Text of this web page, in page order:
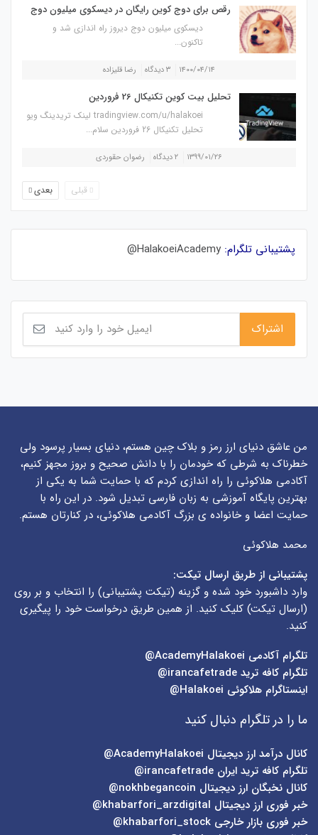
رقص برای دوج کوین رایگان در دیسکوی میلیون دوج
دیسکوی میلیون دوج دیروز راه اندازی شد و
تاکنون...
۱۴۰۰/۰۴/۱۴ ۳ دیدگاه رضا قلیزاده
تحلیل بیت کوین تکنیکال 26 فروردین
tradingview.com/u/halakoei لینک تریدینگ ویو
تحلیل تکنیکال 26 فروردین سلام...
۱۳۹۹/۰۱/۲۶ ۲ دیدگاه رضوان حقوردی
قبلی بعدی
پشتیبانی تلگرام: HalakoeiAcademy@
من عاشق دنیای ارز رمز و بلاک چین هستم، دنیای بسیار پرسود ولی
خطرناک به شرطی که خودمان را با دانش صحیح و بروز مجهز کنیم،
آکادمی هلاکوئی را راه اندازی کردم که با حمایت شما به یکی از
بهترین پایگاه آموزشی به زبان فارسی تبدیل شود. در این راه با
حمایت اعضا و خانواده ی بزرگ آکادمی هلاکوئی، در کنارتان هستم.
محمد هلاکوئی
پشتیبانی از طریق ارسال تیکت:
وارد داشبورد خود شده و گزینه (تیکت پشتیبانی) را انتخاب و بر روی
(ارسال تیکت) کلیک کنید. از همین طریق درخواست خود را پیگیری
کنید.
تلگرام آکادمی
تلگرام کافه ترید irancafetrade@
اینستاگرام هلاکوئی Halakoei@
ما را در تلگرام دنبال کنید
کانال درآمد ارز دیجیتال AcademyHalakoei@
تلگرام کافه ترید ایران irancafetrade@
کانال نخبگان ارز دیجیتال nokhbegancoin@
خبر فوری ارز دیجیتال khabarfori_arzdigital@
خبر فوری بازار خارجی khabarfori_stock@